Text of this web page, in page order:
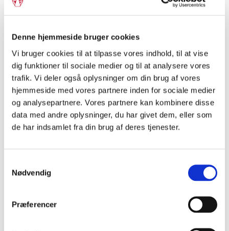
Denne hjemmeside bruger cookies
Vi bruger cookies til at tilpasse vores indhold, til at vise
dig funktioner til sociale medier og til at analysere vores
trafik. Vi deler også oplysninger om din brug af vores
hjemmeside med vores partnere inden for sociale medier
og analysepartnere. Vores partnere kan kombinere disse
data med andre oplysninger, du har givet dem, eller som
de har indsamlet fra din brug af deres tjenester.
Nødvendig
Præferencer
Se min kjole
Interview